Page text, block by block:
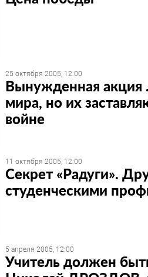
25 октября 2005, 12:00
Вынужденная акция
мира, но их
войне
11 октября 2005, 12:00
Секрет «Радуги».
студенческими
5 апреля 2005, 12:00
Учитель должен